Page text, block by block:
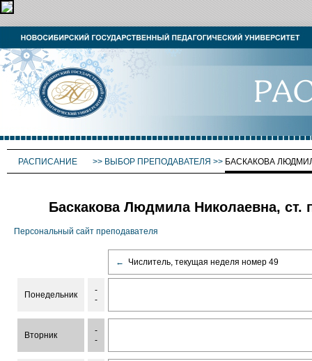
РАСПИСАНИЕ >> ВЫБОР ПРЕПОДАВАТЕЛЯ >> БАСКАКОВА
Баскакова Людмила Николаевна, ст.
Персональный сайт преподавателя
← Числитель, текущая неделя номер 49
Понедельник
-
-
Вторник
-
-